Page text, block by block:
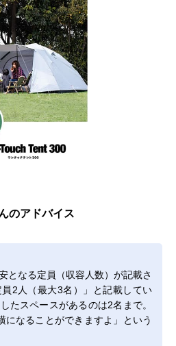
のアドバイス
となる定員（収容人数）が記載さ
2人（最大3名）」と記載してい
たスペースがあるのは2名まで。
になることができますよ」という